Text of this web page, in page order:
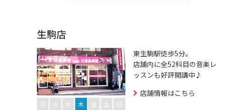
生駒店
月 火 水 木 金 土 日
東生駒駅徒歩5分。
店舗内に全52科目の音楽レ
ッスンも好評開講中♪
店舗情報はこちら